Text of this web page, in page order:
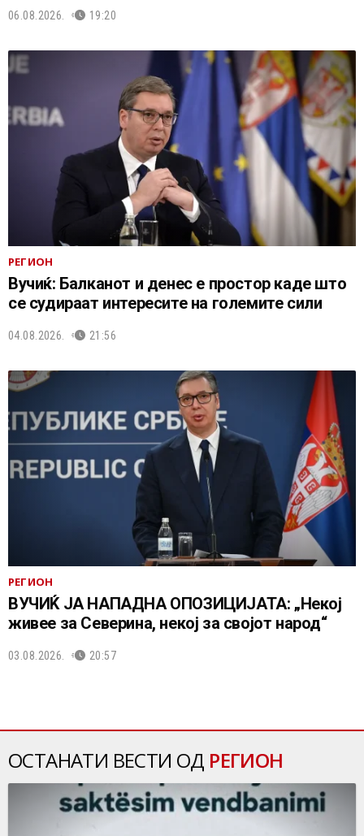
06.08.2026. 19:20
РЕГИОН
Вучиќ: Балканот и денес е простор каде што
се судираат интересите на големите сили
04.08.2026. 21:56
РЕГИОН
ВУЧИЌ ЈА НАПАДНА ОПОЗИЦИЈАТА: „Некој
живее за Северина, некој за својот народ“
03.08.2026. 20:57
ОСТАНАТИ ВЕСТИ ОД РЕГИОН